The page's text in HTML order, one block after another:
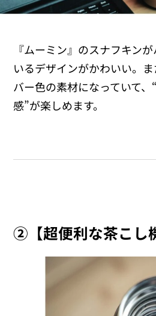
『ムーミン』のスナフキン
いるデザインがかわいい。
バー色の素材になっていて、
感”が楽しめます。
②【超便利な茶こし